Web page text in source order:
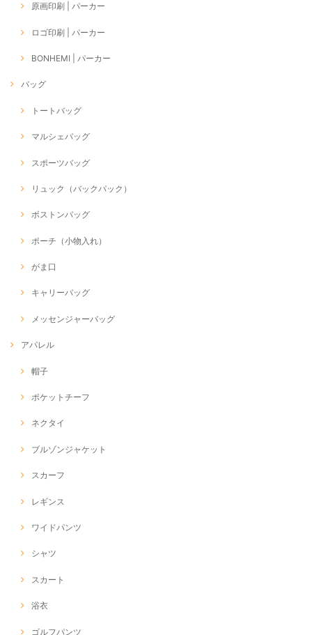
原画印刷 | パーカー
ロゴ印刷 | パーカー
BONHEMI | パーカー
バッグ
トートバッグ
マルシェバッグ
スポーツバッグ
リュック（バックパック）
ボストンバッグ
ポーチ（小物入れ）
がま口
キャリーバッグ
メッセンジャーバッグ
アパレル
帽子
ポケットチーフ
ネクタイ
ブルゾンジャケット
スカーフ
レギンス
ワイドパンツ
シャツ
スカート
浴衣
ゴルフパンツ